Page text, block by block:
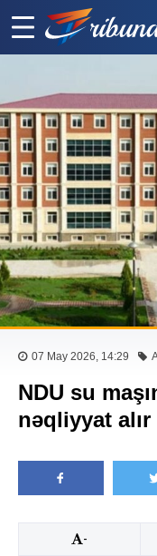
07 May 2026, 14:29
NDU su
nəqliyyat alır
-